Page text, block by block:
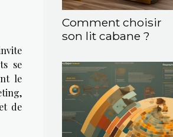
se
le
de
Comment choisir
son lit cabane ?